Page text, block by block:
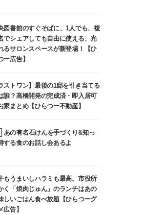
図書館のすぐそばに、1人でも、複
でシェアしても自由に使える、光
るサロンスペースが新登場！【ひ
ー広告】
ストワン】最後の1邸を引き当てる
誰？高橋開発の完成済・即入居可
家まとめ【ひらつー不動産】
あの有名石けんを手づくり&知っ
する食のお話し会あるよ
もうまいしハラミも最高。市役所
く「焼肉じゅん」のランチはあの
しいごはん食べ放題【ひらつーグ
広告】